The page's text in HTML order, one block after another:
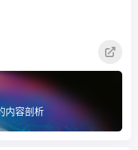
内容剖析